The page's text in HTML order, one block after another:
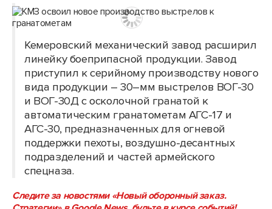
Кемеровский механический завод расширил
линейку боеприпасной продукции. Завод
приступил к серийному производству нового
вида продукции – 30–мм выстрелов ВОГ-30
и ВОГ-30Д с осколочной гранатой к
автоматическим гранатометам АГС-17 и
АГС-30, предназначенных для огневой
поддержки пехоты, воздушно-десантных
подразделений и частей армейского
спецназа.
Следите за новостями «Новый оборонный заказ.